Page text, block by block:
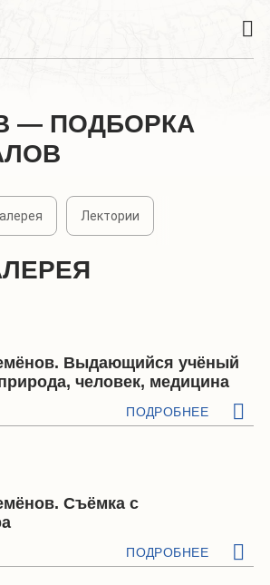
— ПОДБОРКА
Лектории
Выдающийся учёный
человек, медицина
ПОДРОБНЕЕ
Съёмка с
ПОДРОБНЕЕ